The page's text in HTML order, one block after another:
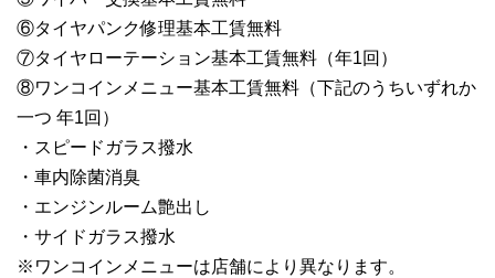
⑥タイヤパンク修理基本工賃無料
⑦タイヤローテーション基本工賃無料（年1回）
⑧ワンコインメニュー基本工賃無料（下記のうちいずれか
一つ 年1回）
・スピードガラス撥水
・車内除菌消臭
・エンジンルーム艶出し
・サイドガラス撥水
※ワンコインメニューは店舗により異なります。